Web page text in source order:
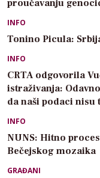
proučavanju
INFO
Tonino Picula:
INFO
CRTA odgovorila
istraživanja:
da naši podaci nisu
INFO
NUNS: Hitno
Bečejskog mozaika
GRAĐANI